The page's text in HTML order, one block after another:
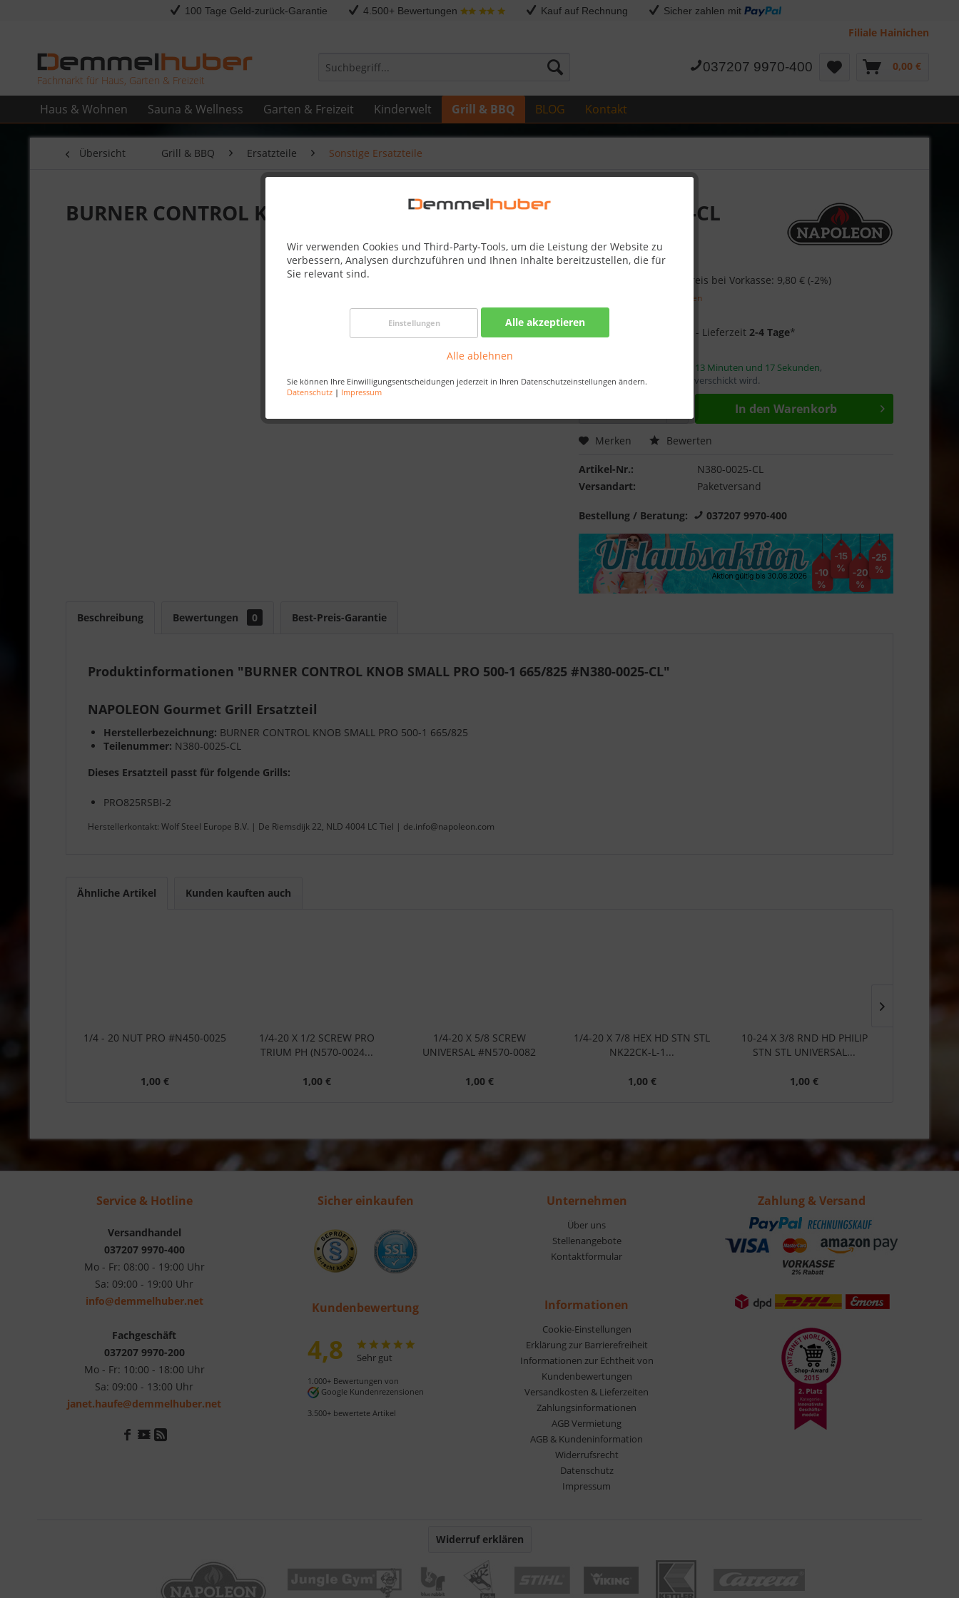
100 Tage Geld-zurück-Garantie 4.500+ Bewertungen Kauf auf Rechnung Sicher zahlen mit
Filiale Hainichen
Fachmarkt für Haus, Garten & Freizeit
037207 9970-400 0,00 €
Haus & Wohnen Sauna & Wellness Garten & Freizeit Kinderwelt Grill & BBQ BLOG Kontakt
Wir verwenden Cookies und Third-Party-Tools, um die Leistung der Website zu
verbessern, Analysen durchzuführen und Ihnen Inhalte bereitzustellen, die für
Sie relevant sind.
Einstellungen Alle akzeptieren
Alle ablehnen
Sie können Ihre Einwilligungsentscheidungen jederzeit in Ihren Datenschutzeinstellungen ändern.
Datenschutz | Impressum
Übersicht Grill & BBQ Ersatzteile Sonstige Ersatzteile
BURNER CONTROL KNOB SMALL PRO 500-1 665/825 #N380-0025-CL
Skonto-Preis bei Vorkasse: 9,80 € (-2%)
zzgl. Versandkosten
- Lieferzeit2-4 Tage*
13 Minuten und 17 Sekunden,
damit die Bestellung heute verschickt wird.
In den Warenkorb
Merken Bewerten
Artikel-Nr.:
N380-0025-CL
Versandart:
Paketversand
Bestellung / Beratung: 037207 9970-400
Beschreibung Bewertungen 0 Best-Preis-Garantie
Produktinformationen "BURNER CONTROL KNOB SMALL PRO 500-1 665/825 #N380-0025-CL"
NAPOLEON Gourmet Grill Ersatzteil
Herstellerbezeichnung: BURNER CONTROL KNOB SMALL PRO 500-1 665/825
Teilenummer: N380-0025-CL
Dieses Ersatzteil passt für folgende Grills:
PRO825RSBI-2
Herstellerkontakt: Wolf Steel Europe B.V. | De Riemsdijk 22, NLD 4004 LC Tiel | de.info@napoleon.com
Ähnliche Artikel Kunden kauften auch
1/4 - 20 NUT PRO #N450-0025
1,00 €
1/4-20 X 1/2 SCREW PRO
TRIUM PH (N570-0024...
1,00 €
1/4-20 X 5/8 SCREW
UNIVERSAL #N570-0082
1,00 €
1/4-20 X 7/8 HEX HD STN STL
NK22CK-L-1...
1,00 €
10-24 X 3/8 RND HD PHILIP
STN STL UNIVERSAL...
1,00 €
Service & Hotline
Versandhandel
037207 9970-400
Mo - Fr: 08:00 - 19:00 Uhr
Sa: 09:00 - 19:00 Uhr
info@demmelhuber.net
Fachgeschäft
037207 9970-200
Mo - Fr: 10:00 - 18:00 Uhr
Sa: 09:00 - 13:00 Uhr
janet.haufe@demmelhuber.net
Sicher einkaufen
Kundenbewertung
4,8 Sehr gut
1.000+ Bewertungen von
Google Kundenrezensionen
3.500+ bewertete Artikel
Unternehmen
Über uns
Stellenangebote
Kontaktformular
Informationen
Cookie-Einstellungen
Erklärung zur Barrierefreiheit
Informationen zur Echtheit von
Kundenbewertungen
Versandkosten & Lieferzeiten
Zahlungsinformationen
AGB Vermietung
AGB & Kundeninformation
Widerrufsrecht
Datenschutz
Impressum
Zahlung & Versand
Widerruf erklären